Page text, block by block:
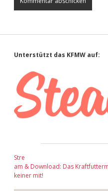
Sidebar
Unterstützt das KFMW auf:
Stre
am & Download: Das
keiner mit!